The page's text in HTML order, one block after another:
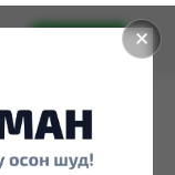
✕
Установить